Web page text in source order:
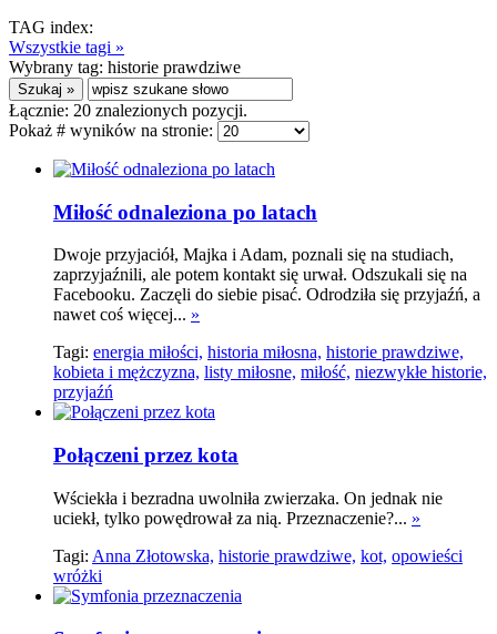
TAG index:
Wszystkie tagi »
Wybrany tag: historie prawdziwe
Łącznie: 20 znalezionych pozycji.
Pokaż # wyników na stronie:
Miłość odnaleziona po latach
Dwoje przyjaciół, Majka i Adam, poznali się na studiach,
zaprzyjaźnili, ale potem kontakt się urwał. Odszukali się na
Facebooku. Zaczęli do siebie pisać. Odrodziła się przyjaźń, a
nawet coś więcej... »
Tagi: energia miłości, historia miłosna, historie prawdziwe,
kobieta i mężczyzna, listy miłosne, miłość, niezwykłe historie,
przyjaźń
Połączeni przez kota
Wściekła i bezradna uwolniła zwierzaka. On jednak nie
uciekł, tylko powędrował za nią. Przeznaczenie?... »
Tagi: Anna Złotowska, historie prawdziwe, kot, opowieści
wróżki